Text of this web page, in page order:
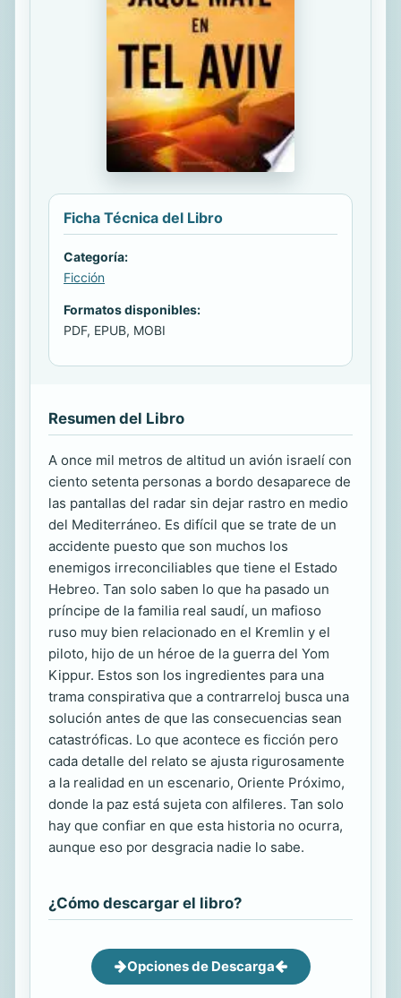
Ficha Técnica del Libro
Categoría:
Ficción
Formatos disponibles:
PDF, EPUB, MOBI
Resumen del Libro
A once mil metros de altitud un avión israelí con
ciento setenta personas a bordo desaparece de
las pantallas del radar sin dejar rastro en medio
del Mediterráneo. Es difícil que se trate de un
accidente puesto que son muchos los
enemigos irreconciliables que tiene el Estado
Hebreo. Tan solo saben lo que ha pasado un
príncipe de la familia real saudí, un mafioso
ruso muy bien relacionado en el Kremlin y el
piloto, hijo de un héroe de la guerra del Yom
Kippur. Estos son los ingredientes para una
trama conspirativa que a contrarreloj busca una
solución antes de que las consecuencias sean
catastróficas. Lo que acontece es ficción pero
cada detalle del relato se ajusta rigurosamente
a la realidad en un escenario, Oriente Próximo,
donde la paz está sujeta con alfileres. Tan solo
hay que confiar en que esta historia no ocurra,
aunque eso por desgracia nadie lo sabe.
¿Cómo descargar el libro?
Opciones de Descarga